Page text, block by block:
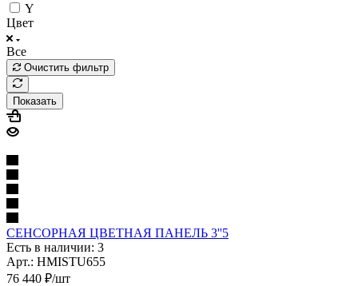
Y
Цвет
Все
Очистить фильтр
Показать
СЕНСОРНАЯ ЦВЕТНАЯ ПАНЕЛЬ 3''5
Есть в наличии: 3
Арт.: HMISTU655
76 440 ₽/шт